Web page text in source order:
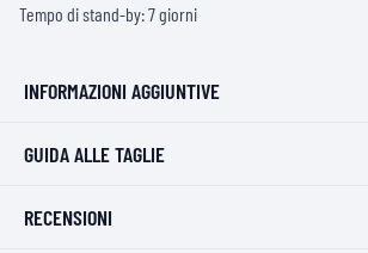
Tempo di stand-by: 7 giorni
INFORMAZIONI AGGIUNTIVE
GUIDA ALLE TAGLIE
RECENSIONI